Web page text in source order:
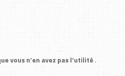
vousn’en avez pas l’utilité .